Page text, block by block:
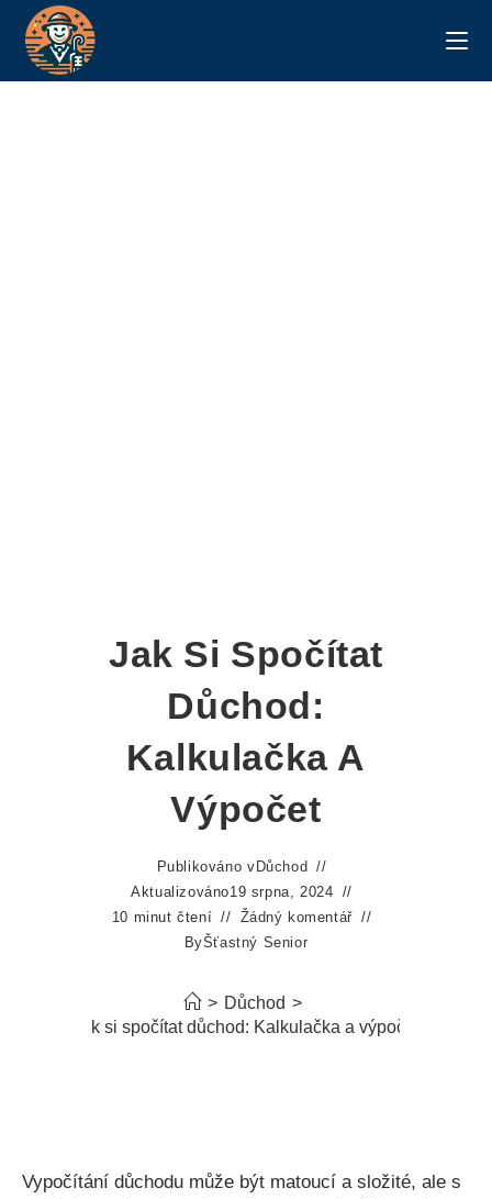
Jak Si Spočítat
Důchod:
Kalkulačka A
Výpočet
Publikováno v Důchod
Aktualizováno19 srpna, 2024
10 minut čtení
Žádný komentář
ByŠťastný Senior
> Důchod >
Jak si spočítat důchod: Kalkulačka a výpočet
Vypočítání důchodu může být matoucí a složité, ale s